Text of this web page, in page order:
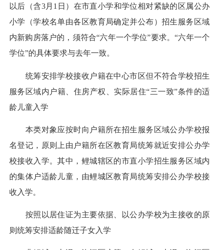
以后（含3月1日）在市直小学和学位相对紧缺的区属公办
小学（学校名单由各区教育局确定并公布）招生服务区域
内新购房落户的，须符合“六年一个学位”要求。“六年一个
学位”的具体要求与去年一致。
统筹安排学校接收户籍在中心市区但不符合学校招生
服务区域内户籍、住房产权、实际居住“三一致”条件的适
龄儿童入学
本类对象应按时向户籍所在招生服务区域公办学校报
名登记，原则上由户籍所在区教育局统筹就近安排公办学
校接收入学。其中，鲤城辖区的市直小学招生服务区域内
的集体户适龄儿童，由鲤城区教育局统筹安排公办学校接
收入学。
按照以居住证为主要依据、以公办学校为主接收的原
则统筹安排适龄随迁子女入学